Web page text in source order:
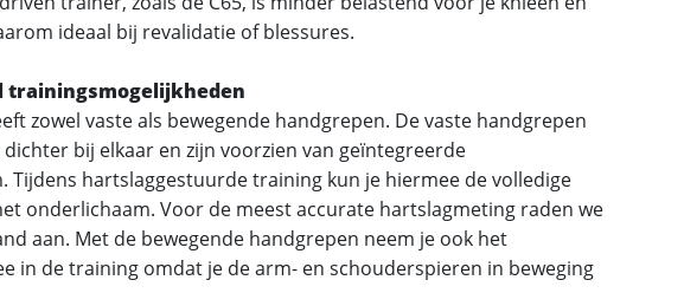
ideaal bij revalidatie of blessures.
trainingsmogelijkheden
zowel vaste als bewegende handgrepen. De vaste handgrepen
bij elkaar en zijn voorzien van geïntegreerde
Tijdens hartslaggestuurde training kun je hiermee de volledige
onderlichaam. Voor de meest accurate hartslagmeting raden we
aan. Met de bewegende handgrepen neem je ook het
in de training omdat je de arm- en schouderspieren in beweging